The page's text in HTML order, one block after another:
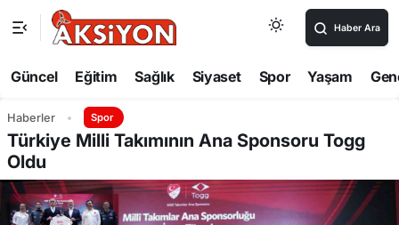
Haber Ara
Güncel Eğitim Sağlık Siyaset Spor Yaşam
Haberler Spor
Türkiye Milli Takımının Ana Sponsoru Togg
Oldu